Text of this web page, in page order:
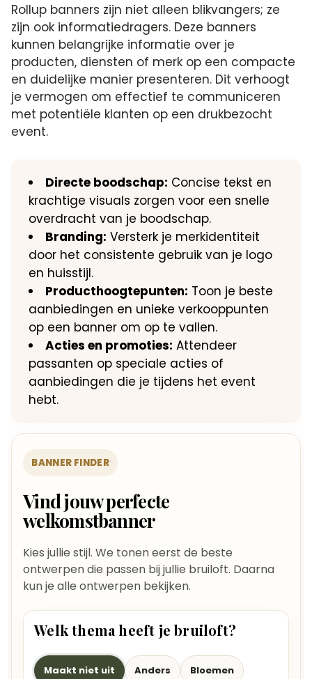
Rollup banners zijn niet alleen blikvangers; ze
zijn ook informatiedragers. Deze banners
kunnen belangrijke informatie over je
producten, diensten of merk op een compacte
en duidelijke manier presenteren. Dit verhoogt
je vermogen om effectief te communiceren
met potentiële klanten op een drukbezocht
event.
Directe boodschap: Concise tekst en
krachtige visuals zorgen voor een snelle
overdracht van je boodschap.
Branding: Versterk je merkidentiteit
door het consistente gebruik van je logo
en huisstijl.
Producthoogtepunten: Toon je beste
aanbiedingen en unieke verkooppunten
op een banner om op te vallen.
Acties en promoties: Attendeer
passanten op speciale acties of
aanbiedingen die je tijdens het event
hebt.
BANNER FINDER
Vind jouw perfecte
welkomstbanner
Kies jullie stijl. We tonen eerst de beste
ontwerpen die passen bij jullie bruiloft. Daarna
kun je alle ontwerpen bekijken.
Welk thema heeft je bruiloft?
Maakt niet uit Anders Bloemen